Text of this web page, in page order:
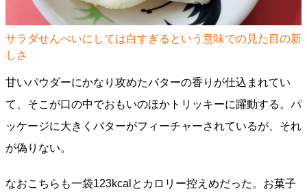
サラダせんべいにしては白すぎるという意味での見た目の新
しさ
甘いパウダーにかなり攻めたバターの香りが仕込まれてい
て、そこが口の中でおもいのほかトリッキーに躍動する。パ
ッケージに大きくバターがフィーチャーされているが、それ
が偽りない。
なおこちらも一袋123kcalとカロリー控えめだった。お菓子